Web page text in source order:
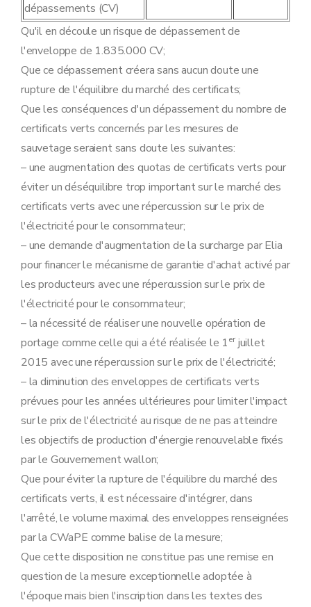
dépassements (CV)
Qu'il en découle un risque de dépassement de
l'enveloppe de 1.835.000 CV;
Que ce dépassement créera sans aucun doute une
rupture de l'équilibre du marché des certificats;
Que les conséquences d'un dépassement du nombre de
certificats verts concernés par les mesures de
sauvetage seraient sans doute les suivantes:
– une augmentation des quotas de certificats verts pour
éviter un déséquilibre trop important sur le marché des
certificats verts avec une répercussion sur le prix de
l'électricité pour le consommateur;
– une demande d'augmentation de la surcharge par Elia
pour financer le mécanisme de garantie d'achat activé par
les producteurs avec une répercussion sur le prix de
l'électricité pour le consommateur;
– la nécessité de réaliser une nouvelle opération de
portage comme celle qui a été réalisée le 1erjuillet
2015 avec une répercussion sur le prix de l'électricité;
– la diminution des enveloppes de certificats verts
prévues pour les années ultérieures pour limiter l'impact
sur le prix de l'électricité au risque de ne pas atteindre
les objectifs de production d'énergie renouvelable fixés
par le Gouvernement wallon;
Que pour éviter la rupture de l'équilibre du marché des
certificats verts, il est nécessaire d'intégrer, dans
l'arrêté, le volume maximal des enveloppes renseignées
par la CWaPE comme balise de la mesure;
Que cette disposition ne constitue pas une remise en
question de la mesure exceptionnelle adoptée à
l'époque mais bien l'inscription dans les textes des